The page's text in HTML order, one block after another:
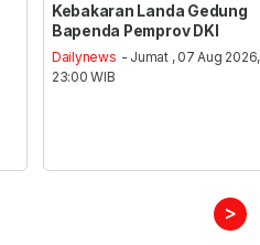
Kebakaran Landa Gedung
Bapenda Pemprov DKI
Dailynews - Jumat , 07 Aug 2026,
23:00 WIB
>